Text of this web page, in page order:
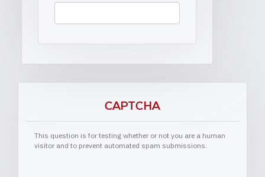
CAPTCHA
This question is for testing whether or not you are a human
visitor and to prevent automated spam submissions.